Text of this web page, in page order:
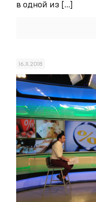
в одной из […]
16.11.2018